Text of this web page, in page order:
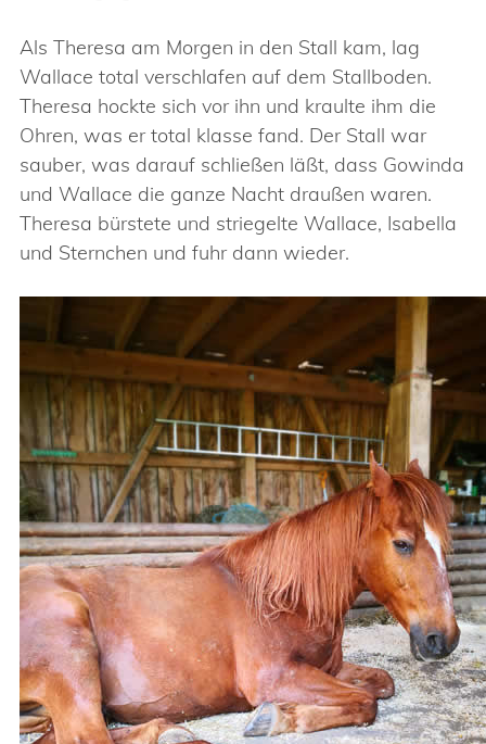
Als Theresa am Morgen in den Stall kam, lag
Wallace total verschlafen auf dem Stallboden.
Theresa hockte sich vor ihn und kraulte ihm die
Ohren, was er total klasse fand. Der Stall war
sauber, was darauf schließen läßt, dass Gowinda
und Wallace die ganze Nacht draußen waren.
Theresa bürstete und striegelte Wallace, Isabella
und Sternchen und fuhr dann wieder.